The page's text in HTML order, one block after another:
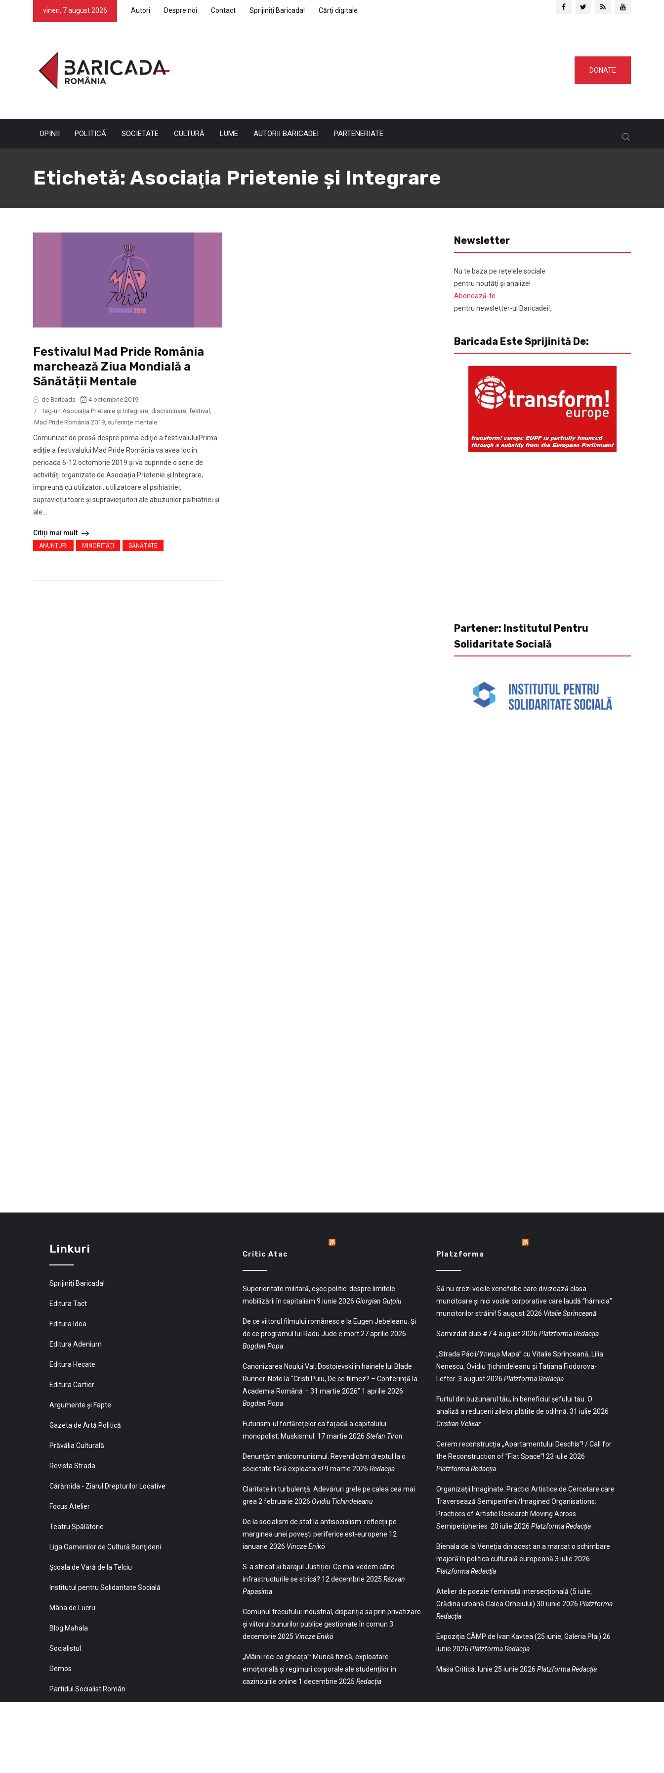
vineri, 7 august 2026 Autori Despre noi Contact Sprijiniţi Baricada! Cărţi digitale
DONATE
OPINII POLITICĂ SOCIETATE CULTURĂ LUME AUTORII BARICADEI PARTENERIATE
Etichetă: Asociaţia Prietenie şi Integrare
Festivalul Mad Pride România
marchează Ziua Mondială a
Sănătății Mentale
de Baricada
4 octombrie 2019
/
tag-uri:Asociaţia Prietenie şi Integrare discriminare festival
Mad Pride România 2019 suferinţe mentale
Comunicat de presă despre prima ediţie a festivaluluiPrima
ediție a festivalului Mad Pride România va avea loc în
perioada 6-12 octombrie 2019 și va cuprinde o serie de
activități organizate de Asociația Prietenie și Integrare,
împreună cu utilizatori, utilizatoare al psihiatriei,
supraviețuitoare și supraviețuitori ale abuzurilor psihiatriei și
ale...
Citiți mai mult
ANUNŢURI MINORITĂŢI SĂNĂTATE
Newsletter
Nu te baza pe reţelele sociale
pentru noutăţi şi analize!
Abonează-te
pentru newsletter-ul Baricadei!:
Baricada Este Sprijinită De:
Partener: Institutul Pentru
Solidaritate Socială
Linkuri
Sprijiniţi Baricada!
Editura Tact
Editura Idea
Editura Adenium
Editura Hecate
Editura Cartier
Argumente și Fapte
Gazeta de Artă Politică
Prăvălia Culturală
Revista Strada
Cărămida - Ziarul Drepturilor Locative
Focus Atelier
Teatru Spălătorie
Liga Oamenilor de Cultură Bonţideni
Şcoala de Vară de la Telciu
Institutul pentru Solidaritate Socială
Mâna de Lucru
Blog Mahala
Socialistul
Demos
Partidul Socialist Român
Critic Atac
Superioritate militară, eșec politic: despre limitele
mobilizării în capitalism 9 iunie 2026 Giorgian Guțoiu
De ce viitorul filmului românesc e la Eugen Jebeleanu. Și
de ce programul lui Radu Jude e mort 27 aprilie 2026
Bogdan Popa
Canonizarea Noului Val: Dostoievski în hainele lui Blade
Runner. Note la “Cristi Puiu, De ce filmez? – Conferință la
Academia Română – 31 martie 2026” 1 aprilie 2026
Bogdan Popa
Futurism-ul fortărețelor ca fațadă a capitalului
monopolist: Muskismul 17 martie 2026 Stefan Tiron
Denunțăm anticomunismul. Revendicăm dreptul la o
societate fără exploatare! 9 martie 2026 Redacția
Claritate în turbulență. Adevăruri grele pe calea cea mai
grea 2 februarie 2026 Ovidiu Tichindeleanu
De la socialism de stat la antisocialism: reflecții pe
marginea unei povești periferice est-europene 12
ianuarie 2026 Vincze Enikö
S-a stricat și barajul Justiției. Ce mai vedem când
infrastructurile se strică? 12 decembrie 2025 Răzvan
Papasima
Comunul trecutului industrial, dispariția sa prin privatizare
și viitorul bunurilor publice gestionate în comun 3
decembrie 2025 Vincze Enikö
„Mâini reci ca gheața”: Muncă fizică, exploatare
emoțională și regimuri corporale ale studenților în
cazinourile online 1 decembrie 2025 Redacția
Platzforma
Să nu crezi vocile xenofobe care divizează clasa
muncitoare și nici vocile corporative care laudă ”hărnicia”
muncitorilor străini! 5 august 2026 Vitalie Sprînceană
Samizdat club #7 4 august 2026 Platzforma Redacția
„Strada Păcii/Улица Мира” cu Vitalie Sprînceană, Lilia
Nenescu, Ovidiu Țichindeleanu și Tatiana Fiodorova-
Lefter. 3 august 2026 Platzforma Redacția
Furtul din buzunarul tău, în beneficiul șefului tău. O
analiză a reducerii zilelor plătite de odihnă. 31 iulie 2026
Cristian Velixar
Cerem reconstrucția „Apartamentului Deschis”! / Call for
the Reconstruction of ”Flat Space”! 23 iulie 2026
Platzforma Redacția
Organizații Imaginate: Practici Artistice de Cercetare care
Traversează Semiperiferii/Imagined Organisations:
Practices of Artistic Research Moving Across
Semiperipheries 20 iulie 2026 Platzforma Redacția
Bienala de la Veneția din acest an a marcat o schimbare
majoră în politica culturală europeană 3 iulie 2026
Platzforma Redacția
Atelier de poezie feministă intersecțională (5 iulie,
Grădina urbană Calea Orheiului) 30 iunie 2026 Platzforma
Redacția
Expoziția CÂMP de Ivan Kavtea (25 iunie, Galeria Plai) 26
iunie 2026 Platzforma Redacția
Masa Critică: Iunie 25 iunie 2026 Platzforma Redacția